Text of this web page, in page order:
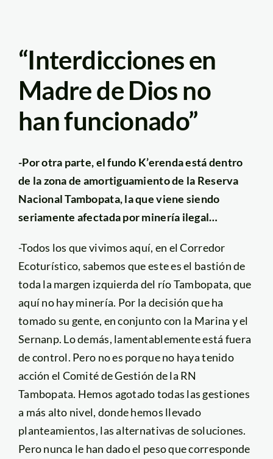
“Interdicciones en
Madre de Dios no
han funcionado”
-Por otra parte, el fundo K’erenda está dentro
de la zona de amortiguamiento de la Reserva
Nacional Tambopata, la que viene siendo
seriamente afectada por minería ilegal…
-Todos los que vivimos aquí, en el Corredor
Ecoturístico, sabemos que este es el bastión de
toda la margen izquierda del río Tambopata, que
aquí no hay minería. Por la decisión que ha
tomado su gente, en conjunto con la Marina y el
Sernanp. Lo demás, lamentablemente está fuera
de control. Pero no es porque no haya tenido
acción el Comité de Gestión de la RN
Tambopata. Hemos agotado todas las gestiones
a más alto nivel, donde hemos llevado
planteamientos, las alternativas de soluciones.
Pero nunca le han dado el peso que corresponde